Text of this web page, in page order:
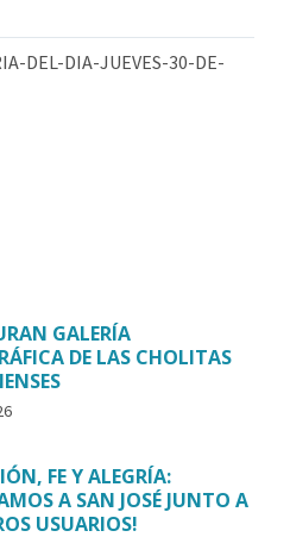
DEL-DIA-JUEVES-30-DE-
GALERÍA
DE LAS CHOLITAS
FE Y ALEGRÍA:
A SAN JOSÉ JUNTO A
USUARIOS!